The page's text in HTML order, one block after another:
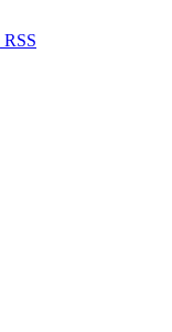
RSS